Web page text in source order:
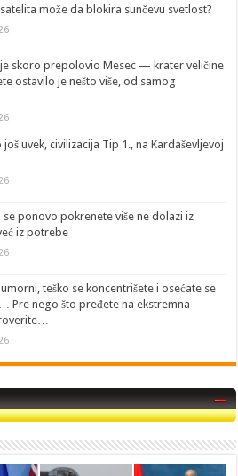
može da blokira sunčevu svetlost?
skoro prepolovio Mesec — krater veličine
ostavilo je nešto više, od samog
još uvek, civilizacija Tip 1., na Kardaševljevoj
se ponovo pokrenete više ne dolazi iz
iz potrebe
teško se koncentrišete i osećate se
Pre nego što pređete na ekstremna